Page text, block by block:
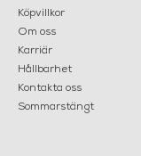
Köpvillkor
Om oss
Karriär
Hållbarhet
Kontakta oss
Sommarstängt